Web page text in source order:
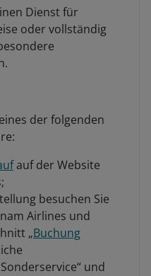
Dienst für
oder vollständig
der folgenden
auf der Website
besuchen Sie
Airlines und
„Buchung
und